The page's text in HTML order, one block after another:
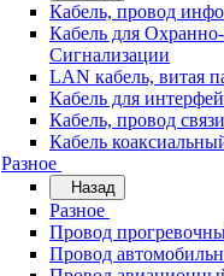
Кабель, провод
Кабель для
Сигнализации
LAN кабель, витая
Кабель для
Кабель, провод связи
Кабель
Разное
Назад
Разное
Провод
Провод